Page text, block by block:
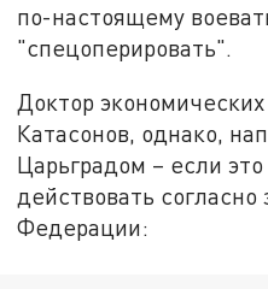
по-настоящему
"спецоперировать".
Доктор
Катасонов, однако,
Царьградом – если
действовать
Федерации: